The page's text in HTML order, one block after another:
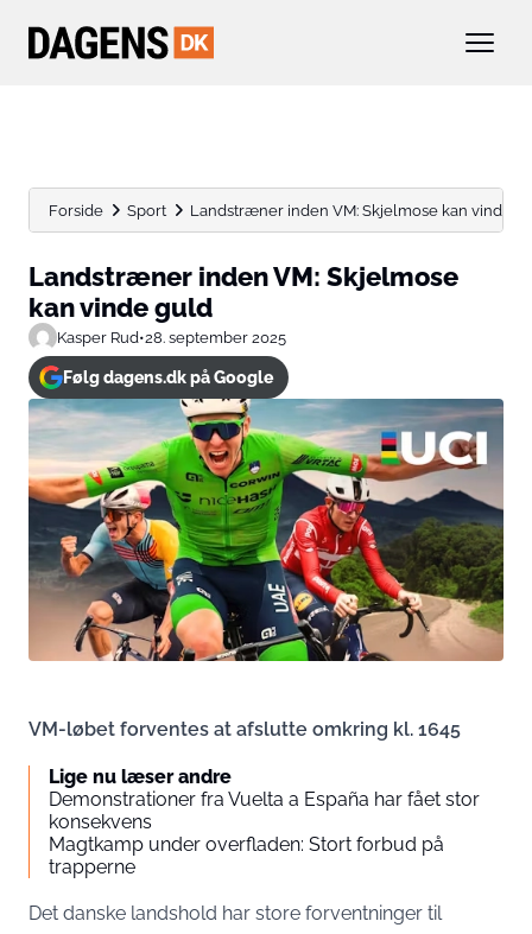
Forside Sport Landstræner inden VM: Skjelmose kan vinde
Landstræner inden VM: Skjelmose
kan vinde guld
Kasper Rud•28. september 2025
Følg dagens.dk på Google
VM-løbet forventes at afslutte omkring kl. 1645
Lige nu læser andre
Demonstrationer fra Vuelta a España har fået stor
konsekvens
Magtkamp under overfladen: Stort forbud på
trapperne
Det danske landshold har store forventninger til